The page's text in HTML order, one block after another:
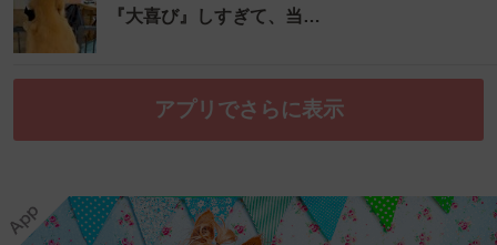
『大喜び』しすぎて、当…
アプリでさらに表示